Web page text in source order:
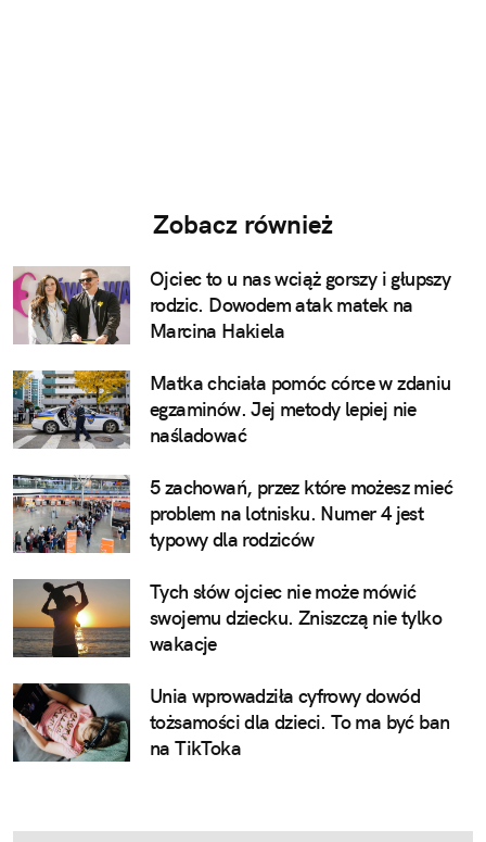
Zobacz również
Ojciec to u nas wciąż gorszy i głupszy
rodzic. Dowodem atak matek na
Marcina Hakiela
Matka chciała pomóc córce w zdaniu
egzaminów. Jej metody lepiej nie
naśladować
5 zachowań, przez które możesz mieć
problem na lotnisku. Numer 4 jest
typowy dla rodziców
Tych słów ojciec nie może mówić
swojemu dziecku. Zniszczą nie tylko
wakacje
Unia wprowadziła cyfrowy dowód
tożsamości dla dzieci. To ma być ban
na TikToka